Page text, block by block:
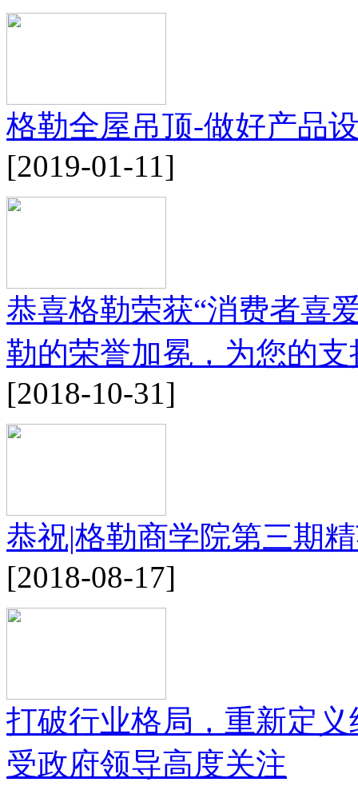
格勒全屋吊顶-做好产品
[2019-01-11]
恭喜格勒荣获“消费者喜
勒的荣誉加冕，为您的
[2018-10-31]
恭祝|格勒商学院第三期
[2018-08-17]
打破行业格局，重新定
受政府领导高度关注